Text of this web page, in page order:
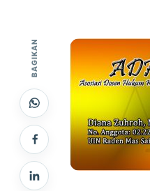
BAGIKAN